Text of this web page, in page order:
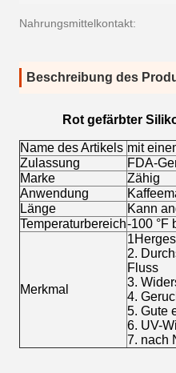
Nahrungsmittelkontakt:
Beschreibung des
Rot gefärbter
Name des Artikels mit
Zulassung
FDA-
Marke
Zähig
Anwendung
Länge
Kann
Temperaturbereich-100 °F
Merkmal
2.
Fluss
3.
4.
5. Gute
6. UV-
7. nach